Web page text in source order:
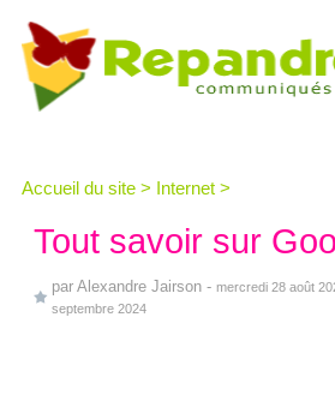
Accueil du site > Internet >
Tout savoir sur
par Alexandre Jairson - mercredi 28 août
septembre 2024